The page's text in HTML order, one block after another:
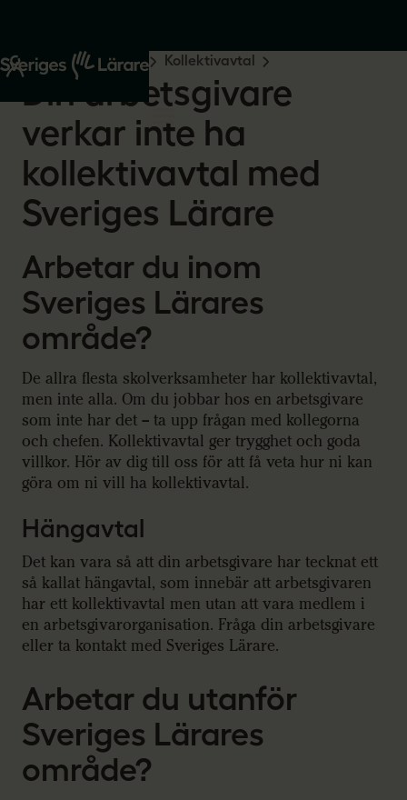
Start Råd och stöd Kollektivavtal
Din arbetsgivare
verkar inte ha
kollektivavtal med
Sveriges Lärare
Arbetar du inom
Sveriges Lärares
område?
De allra flesta skolverksamheter har kollektivavtal,
men inte alla. Om du jobbar hos en arbetsgivare
som inte har det – ta upp frågan med kollegorna
och chefen. Kollektivavtal ger trygghet och goda
villkor. Hör av dig till oss för att få veta hur ni kan
göra om ni vill ha kollektivavtal.
Hängavtal
Det kan vara så att din arbetsgivare har tecknat ett
så kallat hängavtal, som innebär att arbetsgivaren
har ett kollektivavtal men utan att vara medlem i
en arbetsgivarorganisation. Fråga din arbetsgivare
eller ta kontakt med Sveriges Lärare.
Arbetar du utanför
Sveriges Lärares
område?